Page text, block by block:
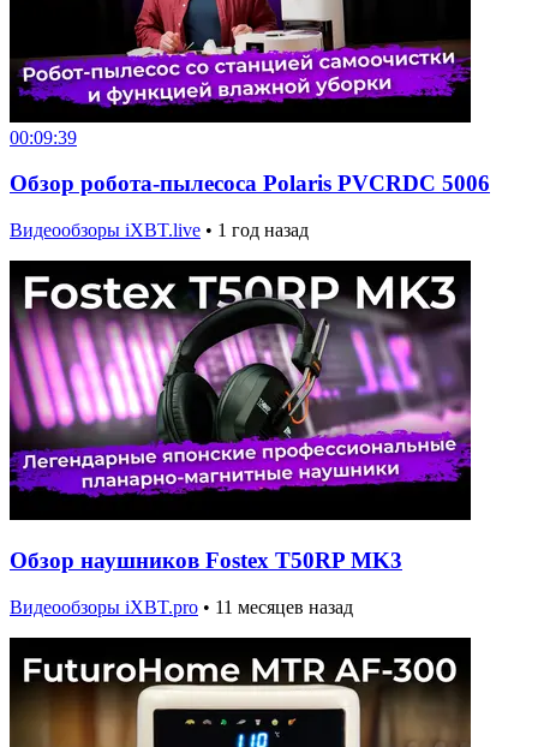
00:09:39
Обзор робота-пылесоса Polaris PVCRDC 5006
Видеообзоры iXBT.live • 1 год назад
Обзор наушников Fostex T50RP MK3
Видеообзоры iXBT.pro • 11 месяцев назад